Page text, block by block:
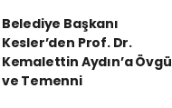
Belediye Başkanı
Kesler’den Prof. Dr.
Kemalettin Aydın’a Övgü
ve Temenni